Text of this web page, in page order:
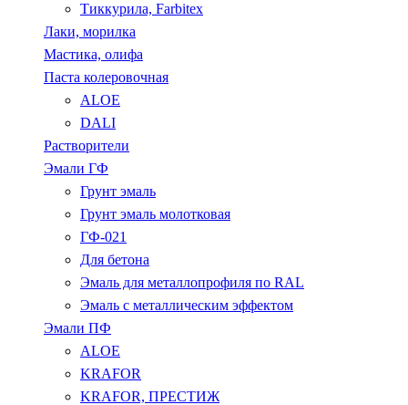
Тиккурила, Farbitex
Лаки, морилка
Мастика, олифа
Паста колеровочная
ALOE
DALI
Растворители
Эмали ГФ
Грунт эмаль
Грунт эмаль молотковая
ГФ-021
Для бетона
Эмаль для металлопрофиля по RAL
Эмаль с металлическим эффектом
Эмали ПФ
ALOE
KRAFOR
KRAFOR, ПРЕСТИЖ